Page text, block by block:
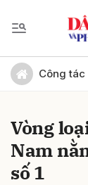
Công tác
Vòng
Nam
số 1
Gửi bình